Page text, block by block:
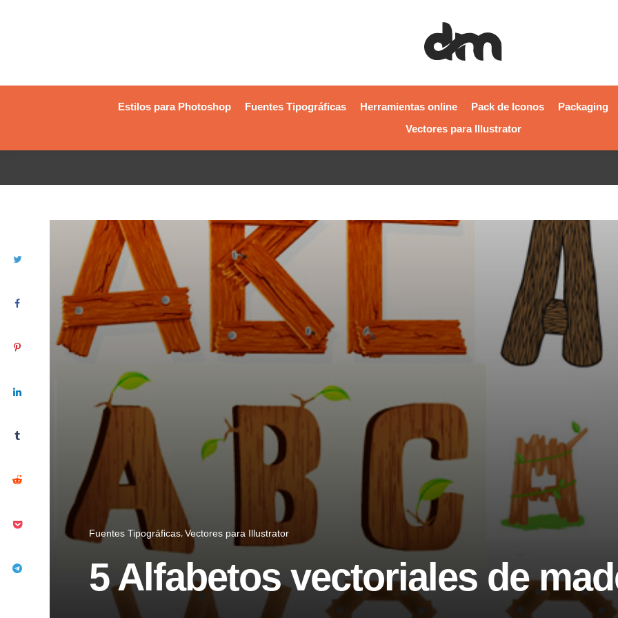
Estilos para Photoshop Fuentes Tipográficas Herramientas online Pack de Iconos
Packaging
Vectores para Illustrator
Fuentes Tipográficas Vectores para Illustrator
5 Alfabetos vectoriales de